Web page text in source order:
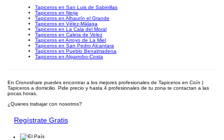
Tapiceros en San Luis de Sabinillas
Tapiceros en Nerja
Tapiceros en Alhaurín el Grande
Tapiceros en Vélez-Málaga
Tapiceros en La Cala del Moral
Tapiceros en Caleta de Velez
Tapiceros en Arroyo de La Miel
Tapiceros en San Pedro Alcantara
Tapiceros en Pueblo Benalmadena
Tapiceros en Algarrobo-Costa
En Cronoshare puedes encontrar a los mejores profesionales de Tapiceros en Coín |
Tapiceros a domicilio. Pide precio y hasta 4 profesionales de tu zona te contactan a las
pocas horas.
¿Quieres trabajar con nosotros?
Regístrate Gratis